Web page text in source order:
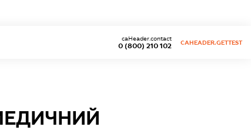
0 (800) 210 102
caHeader.contact
CAHEADER.GETTEST